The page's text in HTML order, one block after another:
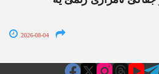
2026-08-04